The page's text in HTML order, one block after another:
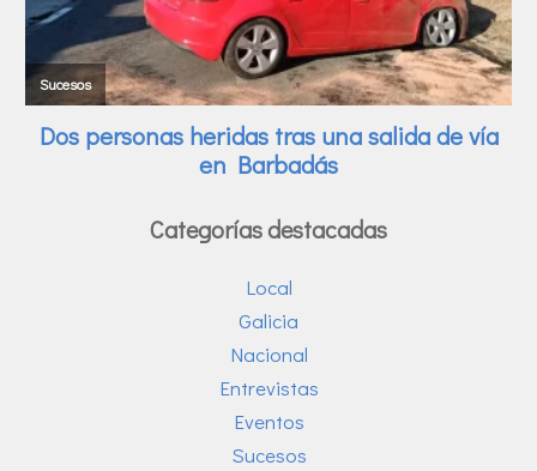
Categorías destacadas
Local
Galicia
Nacional
Entrevistas
Eventos
Sucesos